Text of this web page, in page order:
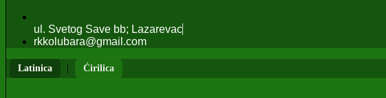
ul. Svetog Save bb; Lazarevac
rkkolubara@gmail.com
Latinica | Ćirilica